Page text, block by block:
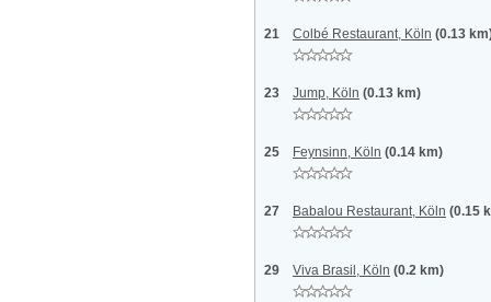
21 Colbé Restaurant, Köln (0.13
23 Jump, Köln (0.13 km)
25 Feynsinn, Köln (0.14 km)
27 Babalou Restaurant, Köln (0.15
29 Viva Brasil, Köln (0.2 km)